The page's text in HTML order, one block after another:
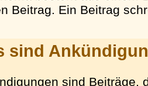
Beitrag. Ein Beitrag
sind
sind Beiträge,